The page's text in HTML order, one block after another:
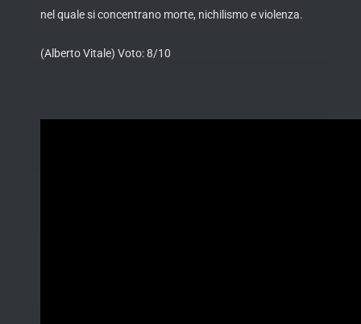
nel quale si concentrano morte, nichilismo e violenza.
(Alberto Vitale) Voto: 8/10